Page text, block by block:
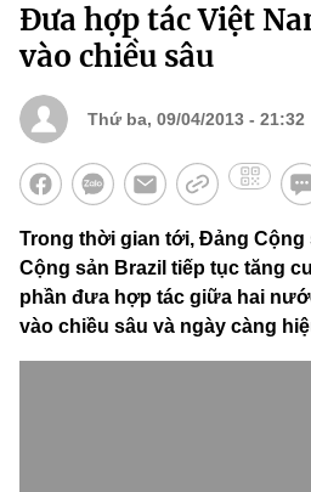
Đưa hợp tác Việt
vào chiều sâu
Thứ ba, 09/04/2013 - 21:32
Trong thời gian tới, Đảng Cộng
Cộng sản Brazil tiếp tục tăng
phần đưa hợp tác giữa hai
vào chiều sâu và ngày càng